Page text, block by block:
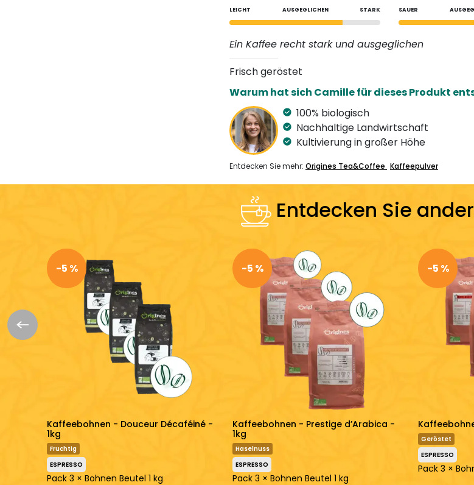
LEICHT AUSGEGLICHEN STARK SAUER
Ein Kaffee recht stark und ausgeglichen
Frisch geröstet
Warum hat sich Camille für dieses Produkt
100% biologisch
Nachhaltige Landwirtschaft
Kultivierung in großer Höhe
Entdecken Sie mehr: Origines Tea&Coffee Kaffeepulver
Entdecken Sie
-5 %
Kaffeebohnen - Douceur Décaféiné -
1kg
Fruchtig
ESPRESSO
Pack 3 × Bohnen Beutel 1 kg
-5 %
Kaffeebohnen - Prestige d’Arabica -
1kg
Haselnuss
ESPRESSO
Pack 3 × Bohnen Beutel 1 kg
-5 %
Geröstet
ESPRESSO
Pack 3 ×